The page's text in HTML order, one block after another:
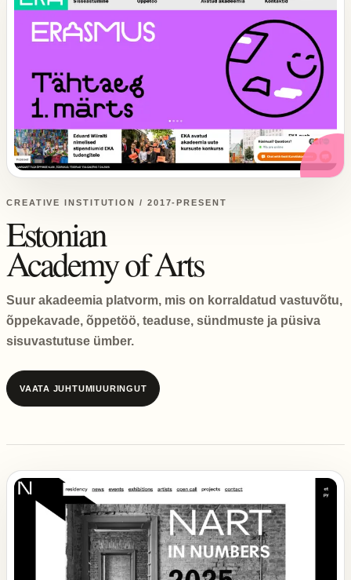
CREATIVE INSTITUTION / 2017-PRESENT
Estonian
Academy of Arts
Suur akadeemia platvorm, mis on korraldatud vastuvõtu,
õppekavade, õppetöö, teaduse, sündmuste ja püsiva
sisuvastutuse ümber.
VAATA JUHTUMIUURINGUT